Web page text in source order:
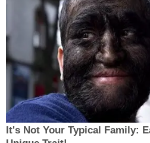
It's Not Your Typical Family: